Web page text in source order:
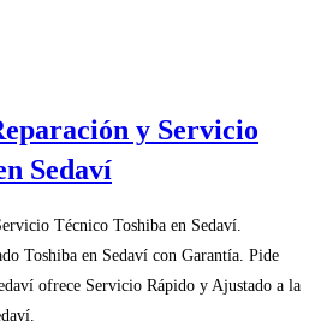
y Servicio
Sedaví
Técnico Toshiba en Sedaví.
Toshiba en Sedaví con Garantía. Pide
ofrece Servicio Rápido y Ajustado a la